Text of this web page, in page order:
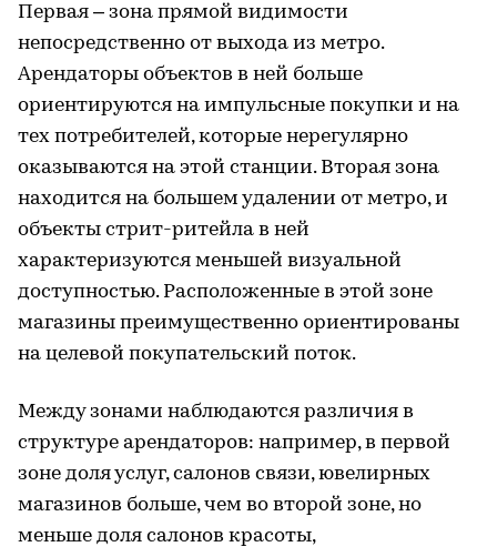
Первая – зона прямой видимости
непосредственно от выхода из метро.
Арендаторы объектов в ней больше
ориентируются на импульсные покупки и на
тех потребителей, которые нерегулярно
оказываются на этой станции. Вторая зона
находится на большем удалении от метро, и
объекты стрит-ритейла в ней
характеризуются меньшей визуальной
доступностью. Расположенные в этой зоне
магазины преимущественно ориентированы
на целевой покупательский поток.
Между зонами наблюдаются различия в
структуре арендаторов: например, в первой
зоне доля услуг, салонов связи, ювелирных
магазинов больше, чем во второй зоне, но
меньше доля салонов красоты,